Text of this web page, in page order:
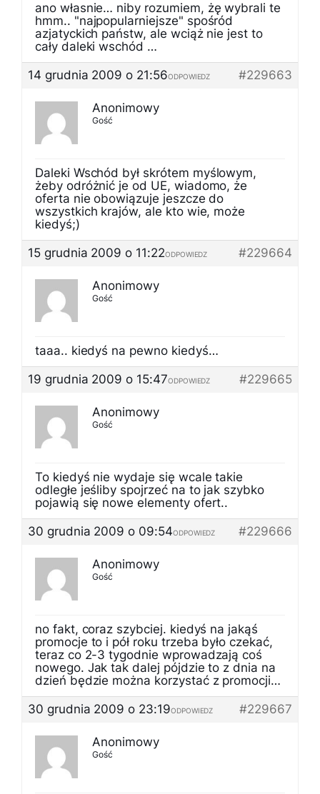
ano własnie… niby rozumiem, żę wybrali te
hmm.. "najpopularniejsze" spośród
azjatyckich państw, ale wciąż nie jest to
cały daleki wschód …
14 grudnia 2009 o 21:56
#229663
ODPOWIEDZ
Anonimowy
Gość
Daleki Wschód był skrótem myślowym,
żeby odróżnić je od UE, wiadomo, że
oferta nie obowiązuje jeszcze do
wszystkich krajów, ale kto wie, może
kiedyś;)
15 grudnia 2009 o 11:22
#229664
ODPOWIEDZ
Anonimowy
Gość
taaa.. kiedyś na pewno kiedyś…
19 grudnia 2009 o 15:47
#229665
ODPOWIEDZ
Anonimowy
Gość
To kiedyś nie wydaje się wcale takie
odległe jeśliby spojrzeć na to jak szybko
pojawią się nowe elementy ofert..
30 grudnia 2009 o 09:54
#229666
ODPOWIEDZ
Anonimowy
Gość
no fakt, coraz szybciej. kiedyś na jakąś
promocje to i pół roku trzeba było czekać,
teraz co 2-3 tygodnie wprowadzają coś
nowego. Jak tak dalej pójdzie to z dnia na
dzień będzie można korzystać z promocji…
30 grudnia 2009 o 23:19
#229667
ODPOWIEDZ
Anonimowy
Gość